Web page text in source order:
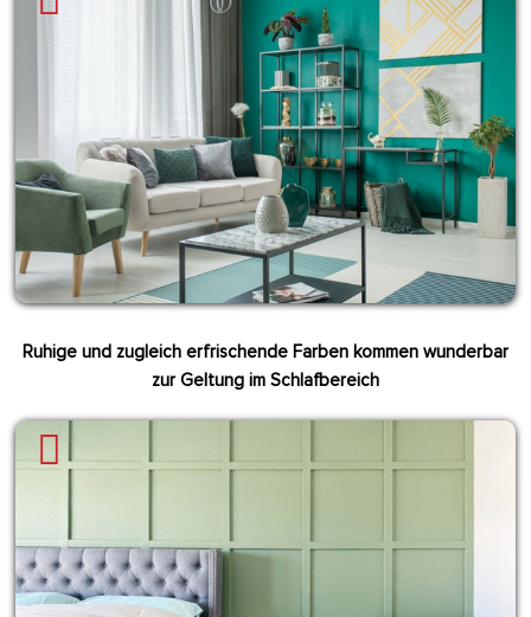
Ruhige und zugleich erfrischende Farben kommen wunderbar
zur Geltung im Schlafbereich